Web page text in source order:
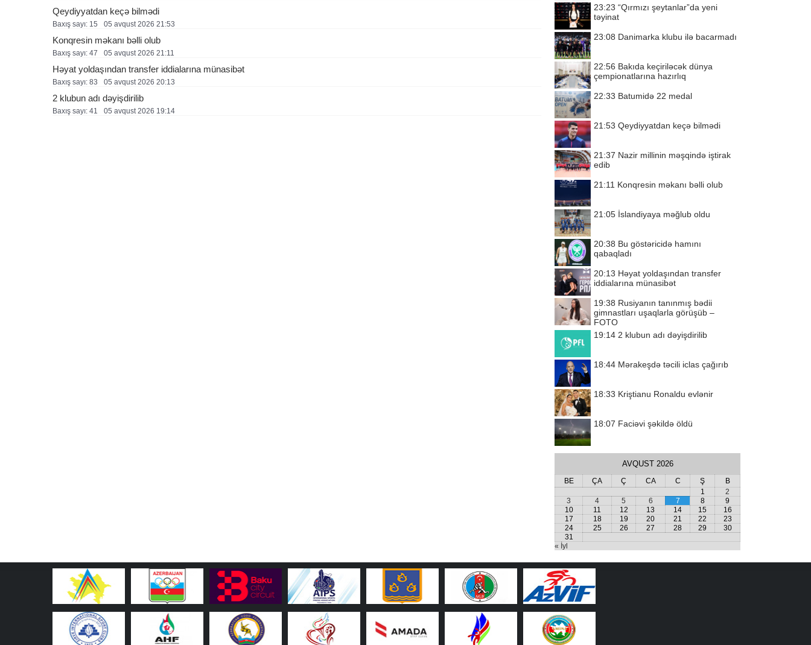
Qeydiyyatdan keçə bilmədi
Baxış sayı: 15 05 avqust 2026 21:53
Konqresin məkanı bəlli olub
Baxış sayı: 47 05 avqust 2026 21:11
Həyat yoldaşından transfer iddialarına münasibət
Baxış sayı: 83 05 avqust 2026 20:13
2 klubun adı dəyişdirilib
Baxış sayı: 41 05 avqust 2026 19:14
23:23 “Qırmızı şeytanlar”da yeni
təyinat
23:08 Danimarka klubu ilə bacarmadı
22:56 Bakıda keçiriləcək dünya
çempionatlarına hazırlıq
22:33 Batumidə 22 medal
21:53 Qeydiyyatdan keçə bilmədi
21:37 Nazir millinin məşqində iştirak
edib
21:11 Konqresin məkanı bəlli olub
21:05 İslandiyaya məğlub oldu
20:38 Bu göstəricidə hamını
qabaqladı
20:13 Həyat yoldaşından transfer
iddialarına münasibət
19:38 Rusiyanın tanınmış bədii
gimnastları uşaqlarla görüşüb –
FOTO
19:14 2 klubun adı dəyişdirilib
18:44 Mərakeşdə təcili iclas çağırıb
18:33 Kriştianu Ronaldu evlənir
18:07 Faciəvi şəkildə öldü
AVQUST 2026
BE ÇA Ç CA C Ş
B
1
2
3
4 5 6 7 8
9
10
11 12 13 14 15
16
17
18 19 20 21 22
23
24
25 26 27 28 29
30
31
« İyl